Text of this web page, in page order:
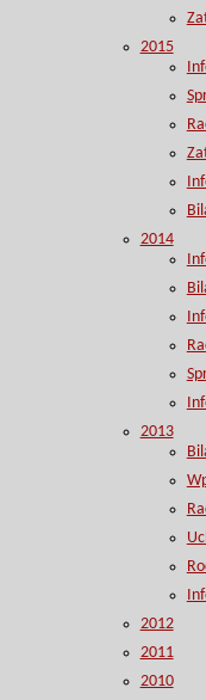
2015
2014
2013
2012
2011
2010